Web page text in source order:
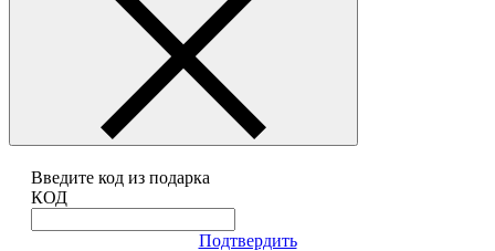
Введите код из подарка
КОД
Подтвердить